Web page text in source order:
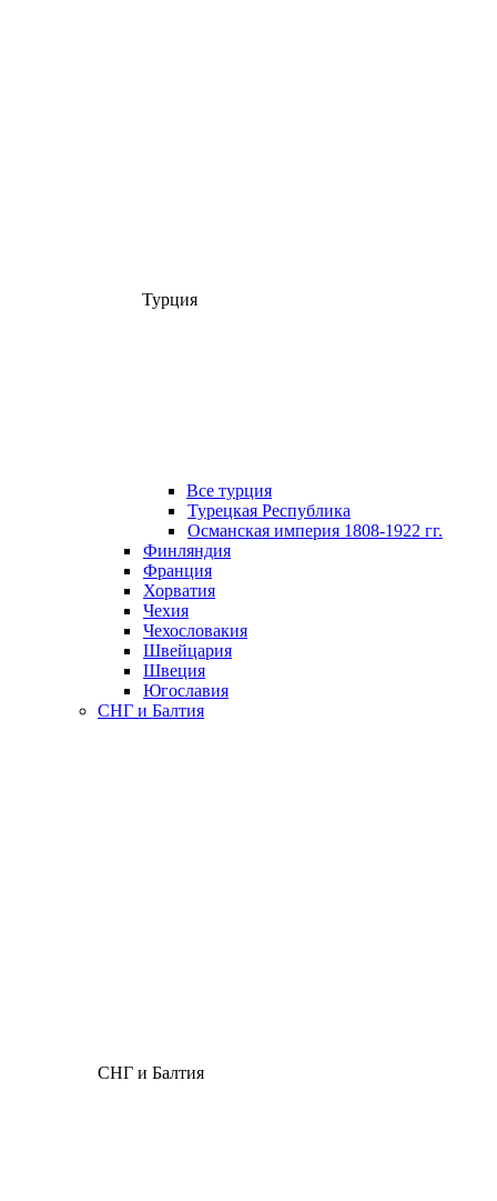
Турция
Все турция
Турецкая Республика
Османская империя 1808-1922 гг.
Финляндия
Франция
Хорватия
Чехия
Чехословакия
Швейцария
Швеция
Югославия
СНГ и Балтия
СНГ и Балтия